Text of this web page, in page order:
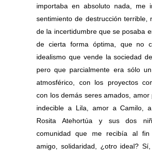
importaba en absoluto nada, me
sentimiento de destrucción terrible,
de la incertidumbre que se posaba
de cierta forma óptima, que no
idealismo que vende la sociedad
pero que parcialmente era sólo
atmosférico, con los proyectos
con los demás seres amados, amor
indecible a Lila, amor a Camilo,
Rosita Atehortúa y sus dos
comunidad que me recibía al
amigo, solidaridad, ¿otro ideal?